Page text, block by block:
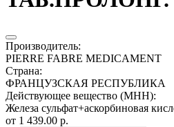
Производитель:
PIERRE FABRE MEDICAMENT
Страна:
ФРАНЦУЗСКАЯ РЕСПУБЛИКА
Действующее вещество (МНН):
Железа сульфат+аскорбиновая
от 1 439.00 р.